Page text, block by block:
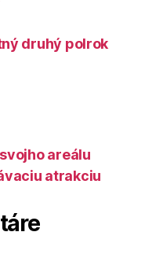
druhý polrok
areálu
atrakciu